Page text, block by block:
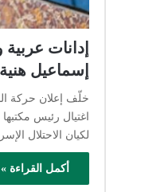
إدانات عربية
إسماعيل هنية
خلّف إعلان حركة
اغتيال رئيس
لكيان الاحتلال
أكمل القراءة »